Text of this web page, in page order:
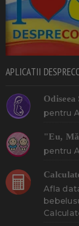
APLICATII
pentru
"Eu,
pentru
Afla